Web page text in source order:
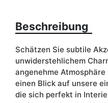
Breite
ean13
Liefertermin:
Aufgrund des
Materialeigenschaften sind
Beschreibung
Schätzen Sie subtile
unwiderstehlichem
angenehme
einen Blick auf unsere
die sich perfekt in